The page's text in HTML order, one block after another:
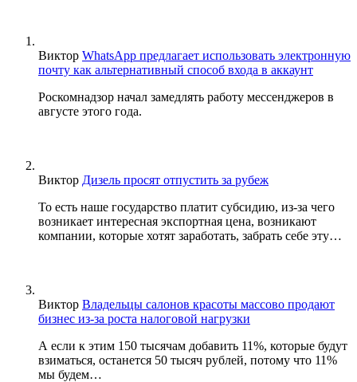
Виктор WhatsApp предлагает использовать электронную
почту как альтернативный способ входа в аккаунт
Роскомнадзор начал замедлять работу мессенджеров в
августе этого года.
Виктор Дизель просят отпустить за рубеж
То есть наше государство платит субсидию, из-за чего
возникает интересная экспортная цена, возникают
компании, которые хотят заработать, забрать себе эту…
Виктор Владельцы салонов красоты массово продают
бизнес из-за роста налоговой нагрузки
А если к этим 150 тысячам добавить 11%, которые будут
взиматься, останется 50 тысяч рублей, потому что 11%
мы будем…